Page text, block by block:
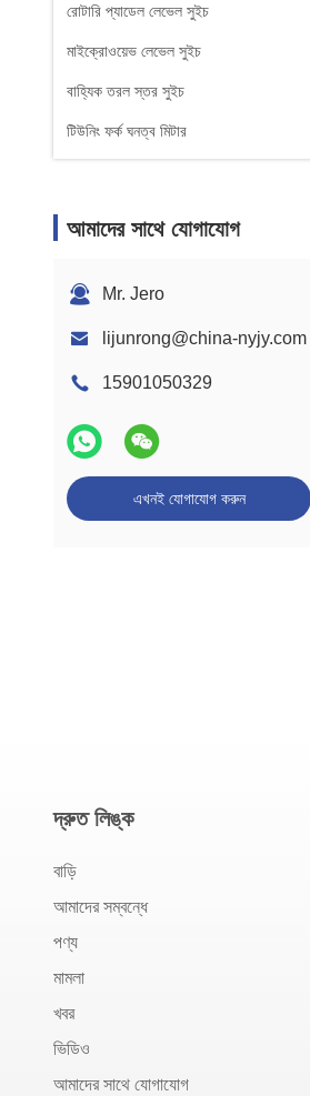
রোটারি প্যাডেল লেভেল সুইচ
মাইক্রোওয়েভ লেভেল সুইচ
বাহ্যিক তরল স্তর সুইচ
টিউনিং ফর্ক ঘনত্ব মিটার
আমাদের সাথে যোগাযোগ
Mr. Jero
lijunrong@china-nyjy.com
15901050329
এখনই যোগাযোগ করুন
দ্রুত লিঙ্ক
বাড়ি
আমাদের সম্বন্ধে
পণ্য
মামলা
খবর
ভিডিও
আমাদের সাথে যোগাযোগ